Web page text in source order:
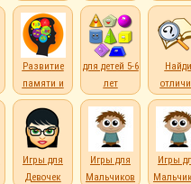
Развитие
памяти и
внимания
для детей 5-6
лет
Найди
Игры для
Девочек
Игры для
Мальчиков
Игры